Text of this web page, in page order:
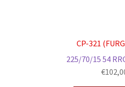
CP-321
225/70/15 54
€